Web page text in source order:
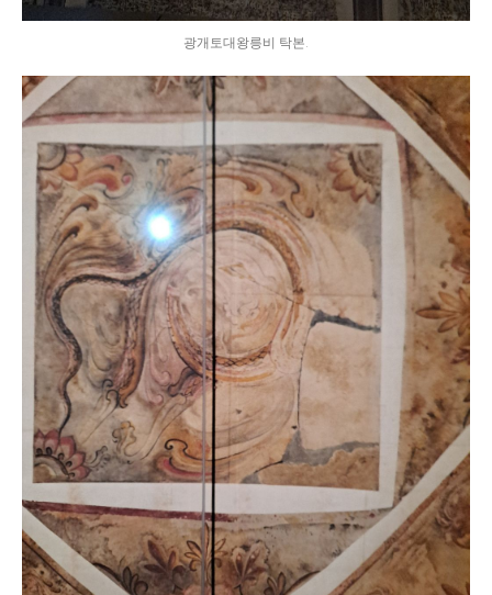
광개토대왕릉비 탁본.